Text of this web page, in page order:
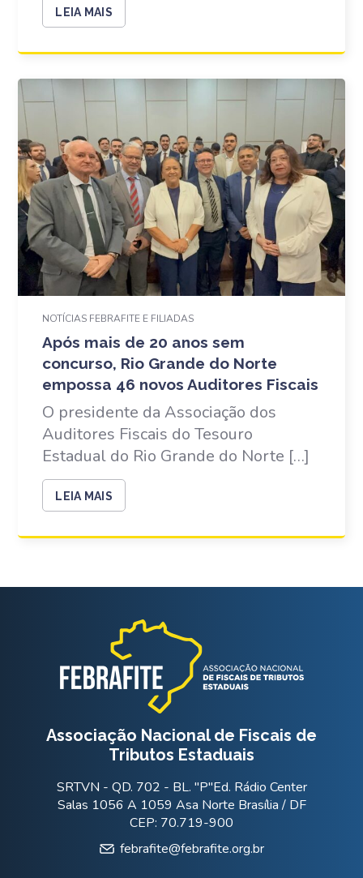
LEIA MAIS
NOTÍCIAS FEBRAFITE E FILIADAS
Após mais de 20 anos sem
concurso, Rio Grande do Norte
empossa 46 novos Auditores Fiscais
O presidente da Associação dos
Auditores Fiscais do Tesouro
Estadual do Rio Grande do Norte […]
LEIA MAIS
Associação Nacional de Fiscais de
Tributos Estaduais
SRTVN - QD. 702 - BL. "P"Ed. Rádio Center
Salas 1056 A 1059 Asa Norte Brasília / DF
CEP: 70.719-900
febrafite@febrafite.org.br